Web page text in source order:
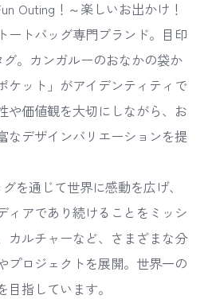
Outing！～楽しいお出かけ！
ートバッグ専門ブランド。目印
。カンガルーのおなかの袋か
ケット」がアイデンティティで
や価値観を大切にしながら、お
なデザインバリエーションを提
を通じて世界に感動を広げ、
ィアであり続けることをミッシ
カルチャーなど、さまざまな分
プロジェクトを展開。世界一の
目指しています。